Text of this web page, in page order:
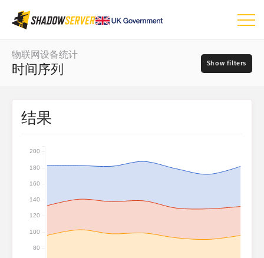
仪表板
一般统计
世界地图
按类型绘制的树形图
按型号绘制的树形图
物联网设备统计
时间序列
日期范围
结果
80
100
120
140
160
180
200